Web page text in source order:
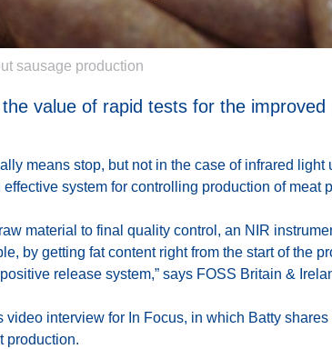
sausage production
value of rapid tests for the
means stop, but not in the case of infrared
system for controlling production of meat
material to final quality control, an NIR
by getting fat content right from the start of the
release system,” says FOSS Britain &
video interview for In Focus, in which Batty
production.